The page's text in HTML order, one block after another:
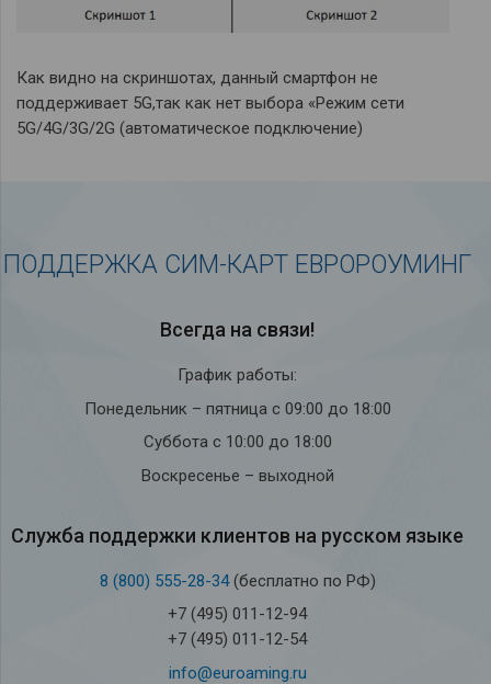
Как видно на скриншотах, данный смартфон не
поддерживает 5G,так как нет выбора «Режим сети
5G/4G/3G/2G (автоматическое подключение)
ПОДДЕРЖКА СИМ-КАРТ ЕВРОРОУМИНГ
Всегда на связи!
График работы:
Понедельник – пятница с 09:00 до 18:00
Суббота с 10:00 до 18:00
Воскресенье – выходной
Служба под­держки кли­ен­тов на рус­ском языке
8 (800) 555-28-34(бесплатно по РФ)
+7 (495) 011-12-94
+7 (495) 011-12-54
info@euroaming.ru